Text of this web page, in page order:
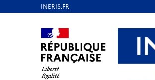
Aller au contenu Aller au menu